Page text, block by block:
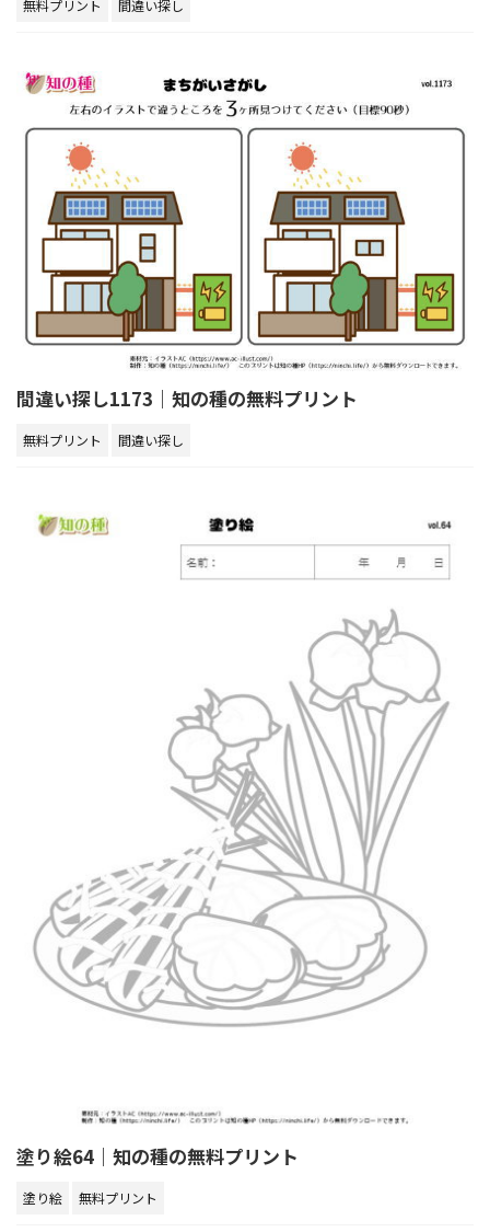
無料プリント 間違い探し
間違い探し1173｜知の種の無料プリント
無料プリント 間違い探し
塗り絵64｜知の種の無料プリント
塗り絵 無料プリント